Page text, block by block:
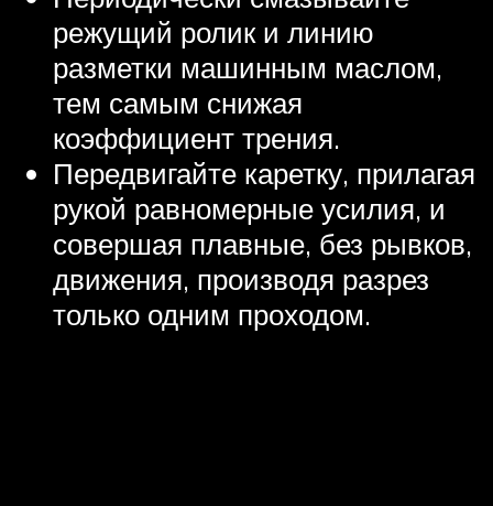
режущий ролик и линию
разметки машинным маслом,
тем самым снижая
коэффициент трения.
Передвигайте каретку, прилагая
рукой равномерные усилия, и
совершая плавные, без рывков,
движения, производя разрез
только одним проходом.